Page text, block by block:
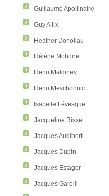
Guillaume Apollinaire
Guy Allix
Heather Dohollau
Hélène Mohone
Henri Maldiney
Henri Meschonnic
Isabelle Lévesque
Jacqueline Risset
Jacques Audiberti
Jacques Dupin
Jacques Estager
Jacques Garelli